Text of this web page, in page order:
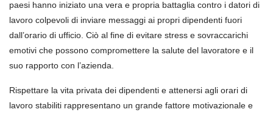
paesi hanno iniziato una vera e propria battaglia contro i datori di
lavoro colpevoli di inviare messaggi ai propri dipendenti fuori
dall’orario di ufficio. Ciò al fine di evitare stress e sovraccarichi
emotivi che possono compromettere la salute del lavoratore e il
suo rapporto con l’azienda.
Rispettare la vita privata dei dipendenti e attenersi agli orari di
lavoro stabiliti rappresentano un grande fattore motivazionale e